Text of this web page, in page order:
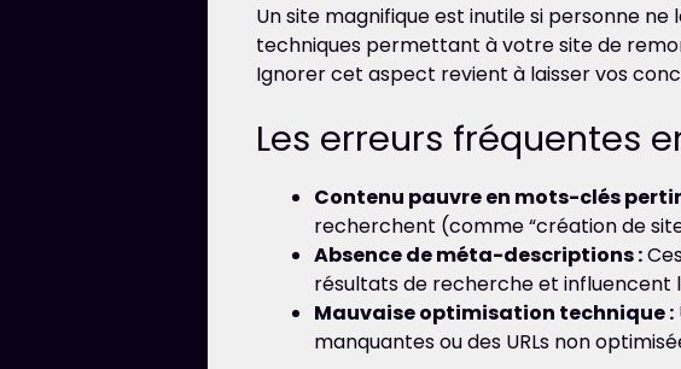
Un site magnifique est inutile si personne
techniques permettant à votre site de
Ignorer cet aspect revient à laisser vos
Les erreurs fréquentes
Contenu pauvre en mots-clés
recherchent (comme “création de
Absence de méta-descriptions :
résultats de recherche et influencent
Mauvaise optimisation technique :
manquantes ou des URLs non